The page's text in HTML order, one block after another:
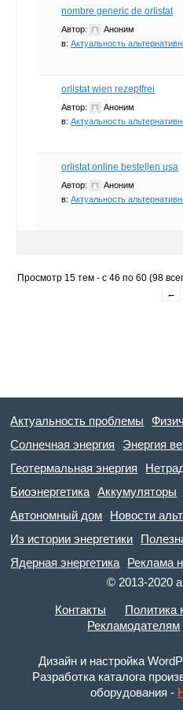
nombre generic de orlistat
Автор:
Аноним
в: Актуальность
orlistat wien rezeptfrei
Автор:
Аноним
в: Актуальность
orlistat online bestellen usa
Автор:
Аноним
в: Актуальность
Просмотр 15 тем - с 46 по 60 (98
←
Актуальность проблемы
Солнечная энергия
Энергия
Геотермальная энергия
Биоэнергетика
Аккумуляторы
Автономный дом
Новости
Из истории энергетики
Ядерная энергетика
Реклама
© 2013-2020
Контакты
Политика
Рекламодателям
Дизайн и настройка
Разработка каталога
оборудования -